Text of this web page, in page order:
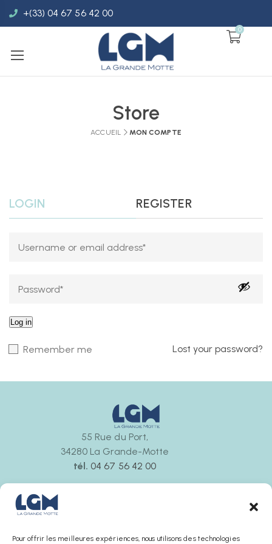
Pour offrir les meilleures expériences, nous utilisons des technologies
+(33) 04 67 56 42 00
0
Store
ACCUEIL MON COMPTE
LOGIN REGISTER
Log in
Remember me Lost your password?
55 Rue du Port,
34280 La Grande-Motte
tél. 04 67 56 42 00
de 9h30 à 12h00 et de 14h30 à 18h00
tourisme